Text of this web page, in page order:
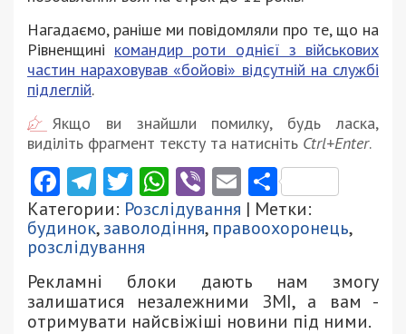
Нагадаємо, раніше ми повідомляли про те, що на
Рівненщині командир роти однієї з військових
частин нараховував «бойові» відсутній на службі
підлеглій.
Якщо ви знайшли помилку, будь ласка,
виділіть фрагмент тексту та натисніть Ctrl+Enter.
Facebook
Telegram
Twitter
WhatsApp
ViberEmail
Категории: Розслідування | Метки:
будинок,заволодіння, правоохоронець,
розслідування
Рекламні блоки дають нам змогу
залишатися незалежними ЗМІ, а вам -
отримувати найсвіжіші новини під ними.